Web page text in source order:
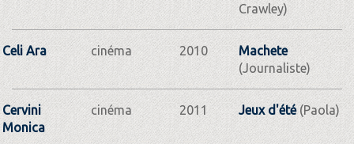
Crawley)
Celi Ara cinéma 2010
Machete
(Journaliste)
Cervini
Monica
cinéma 2011 Jeux d'été(Paola)